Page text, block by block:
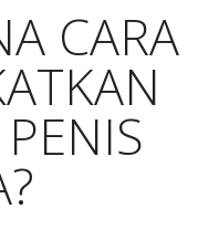
CARA